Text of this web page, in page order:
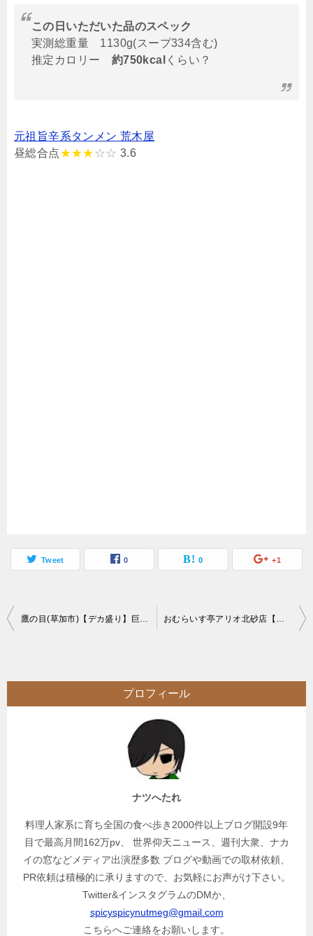
この日いただいた品のスペック
実測総重量 1130g(スープ334含む)
推定カロリー 約750kcal くらい？
元祖旨辛系タンメン 荒木屋
昼総合点★★★ ☆☆ 3.6
Tweet 0 0 +1
投
ビ
ゲ
鷹の目(草加市)【デカ盛り】巨大すり鉢にアマチュア最高峰らすかる＆もるせが氏挑戦 おむらいす亭アリオ北砂店【デカ盛り】おむたんキングパフェ1人大食い【スイーツ】
プロフィール
ナツへたれ
料理人家系に育ち全国の食べ歩き2000件以上ブログ開設9年
目で最高月間162万pv、 世界仰天ニュース、週刊大衆、ナカ
イの窓などメディア出演歴多数 ブログや動画での取材依頼、
PR依頼は積極的に承りますので、お気軽にお声がけ下さい。
Twitter&インスタグラムのDMか、
spicyspicynutmeg@gmail.com
こちらへご連絡をお願いします。